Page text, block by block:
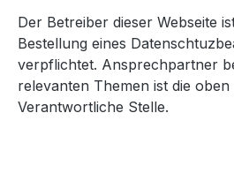
Der Betreiber dieser Webseite
Bestellung eines
verpflichtet. Ansprechpartner
relevanten Themen ist die
Verantwortliche Stelle.